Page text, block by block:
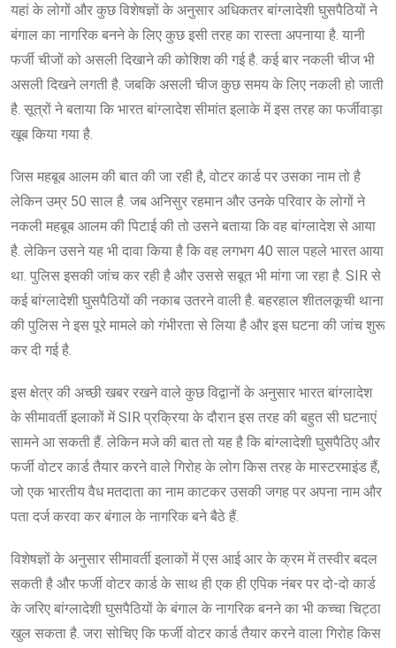
यहां के लोगों और कुछ विशेषज्ञों के अनुसार अधिकतर बांग्लादेशी घुसपैठियों ने
बंगाल का नागरिक बनने के लिए कुछ इसी तरह का रास्ता अपनाया है. यानी
फर्जी चीजों को असली दिखाने की कोशिश की गई है. कई बार नकली चीज भी
असली दिखने लगती है. जबकि असली चीज कुछ समय के लिए नकली हो जाती
है. सूत्रों ने बताया कि भारत बांग्लादेश सीमांत इलाके में इस तरह का फर्जीवाड़ा
खूब किया गया है.
जिस महबूब आलम की बात की जा रही है, वोटर कार्ड पर उसका नाम तो है
लेकिन उम्र 50 साल है. जब अनिसुर रहमान और उनके परिवार के लोगों ने
नकली महबूब आलम की पिटाई की तो उसने बताया कि वह बांग्लादेश से आया
है. लेकिन उसने यह भी दावा किया है कि वह लगभग 40 साल पहले भारत आया
था. पुलिस इसकी जांच कर रही है और उससे सबूत भी मांगा जा रहा है. SIR से
कई बांग्लादेशी घुसपैठियों की नकाब उतरने वाली है. बहरहाल शीतलकूची थाना
की पुलिस ने इस पूरे मामले को गंभीरता से लिया है और इस घटना की जांच शुरू
कर दी गई है.
इस क्षेत्र की अच्छी खबर रखने वाले कुछ विद्वानों के अनुसार भारत बांग्लादेश
के सीमावर्ती इलाकों में SIR प्रक्रिया के दौरान इस तरह की बहुत सी घटनाएं
सामने आ सकती हैं. लेकिन मजे की बात तो यह है कि बांग्लादेशी घुसपैठिए और
फर्जी वोटर कार्ड तैयार करने वाले गिरोह के लोग किस तरह के मास्टरमाइंड हैं,
जो एक भारतीय वैध मतदाता का नाम काटकर उसकी जगह पर अपना नाम और
पता दर्ज करवा कर बंगाल के नागरिक बने बैठे हैं.
विशेषज्ञों के अनुसार सीमावर्ती इलाकों में एस आई आर के क्रम में तस्वीर बदल
सकती है और फर्जी वोटर कार्ड के साथ ही एक ही एपिक नंबर पर दो-दो कार्ड
के जरिए बांग्लादेशी घुसपैठियों के बंगाल के नागरिक बनने का भी कच्चा चिट्ठा
खुल सकता है. जरा सोचिए कि फर्जी वोटर कार्ड तैयार करने वाला गिरोह किस